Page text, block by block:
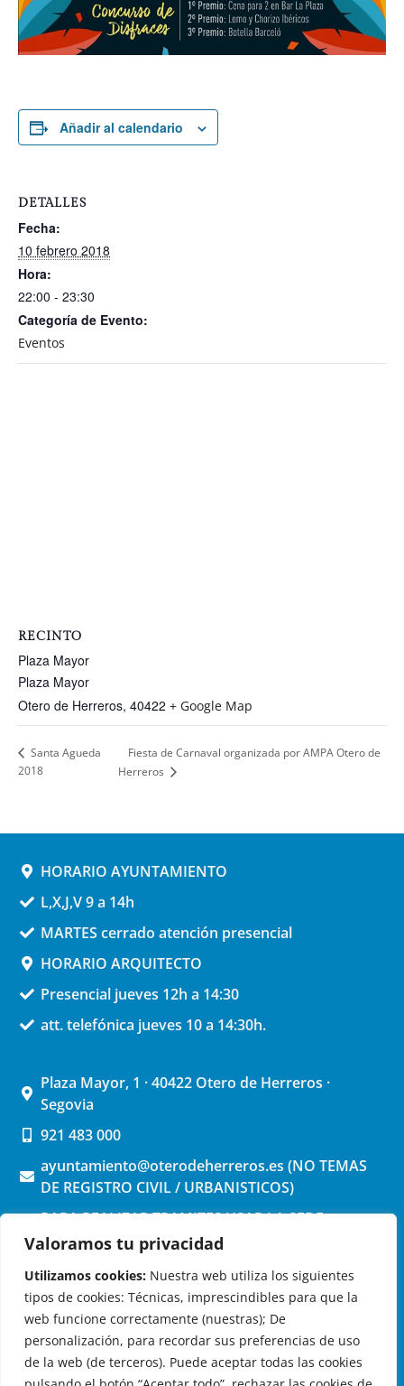
Valoramos tu privacidad
Utilizamos cookies: Nuestra web utiliza los siguientes
tipos de cookies: Técnicas, imprescindibles para que la
web funcione correctamente (nuestras); De
personalización, para recordar sus preferencias de uso
de la web (de terceros). Puede aceptar todas las cookies
Añadir al calendario
DETALLES
Fecha:
10 febrero 2018
Hora:
22:00 - 23:30
Categoría de Evento:
Eventos
RECINTO
Plaza Mayor
Plaza Mayor
Otero de Herreros, 40422 + Google Map
Santa Agueda
2018
Fiesta de Carnaval organizada por AMPA Otero de
Herreros
HORARIO AYUNTAMIENTO
L,X,J,V 9 a 14h
MARTES cerrado atención presencial
HORARIO ARQUITECTO
Presencial jueves 12h a 14:30
att. telefónica jueves 10 a 14:30h.
Plaza Mayor, 1 · 40422 Otero de Herreros ·
Segovia
921 483 000
ayuntamiento@oterodeherreros.es (NO TEMAS
DE REGISTRO CIVIL / URBANISTICOS)
PARA REALIZAR TRAMITES USAR LA SEDE
ELECTRONICA (pinchar aquí)
OTERO DE HERREROS EN LAS REDES